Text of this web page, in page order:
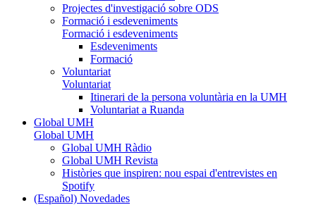
Projectes d'investigació sobre ODS
Formació i esdeveniments
Formació i esdeveniments
Esdeveniments
Formació
Voluntariat
Voluntariat
Itinerari de la persona voluntària en la UMH
Voluntariat a Ruanda
Global UMH
Global UMH
Global UMH Ràdio
Global UMH Revista
Històries que inspiren: nou espai d'entrevistes en
Spotify
(Español) Novedades